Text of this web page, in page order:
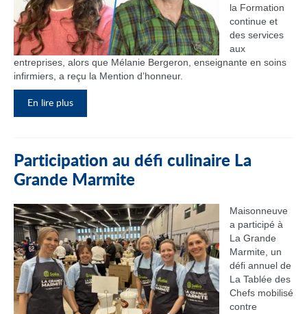
la Formation
continue et
des services
aux
entreprises, alors que Mélanie Bergeron, enseignante en soins
infirmiers, a reçu la Mention d’honneur.
En lire plus
Participation au défi culinaire La
Grande Marmite
Maisonneuve
a participé à
La Grande
Marmite, un
défi annuel de
La Tablée des
Chefs mobilisé
contre